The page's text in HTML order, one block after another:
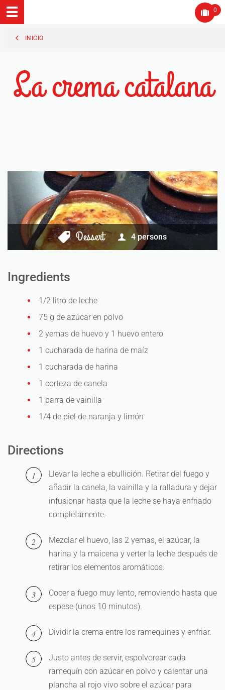
0
INICIO
La crema catalana
Dessert 4 persons
Ingredients
1/2 litro de leche
75 g de azúcar en polvo
2 yemas de huevo y 1 huevo entero
1 cucharada de harina de maíz
1 cucharada de harina
1 corteza de canela
1 barra de vainilla
1/4 de piel de naranja y limón
Directions
Llevar la leche a ebullición. Retirar del fuego y
añadir la canela, la vainilla y la ralladura y dejar
infusionar hasta que la leche se haya enfriado
completamente.
Mezclar el huevo, las 2 yemas, el azúcar, la
harina y la maicena y verter la leche después de
retirar los elementos aromáticos.
Cocer a fuego muy lento, removiendo hasta que
espese (unos 10 minutos).
Dividir la crema entre los ramequines y enfriar.
Justo antes de servir, espolvorear cada
ramequín con azúcar en polvo y calentar una
plancha al rojo vivo sobre el azúcar para